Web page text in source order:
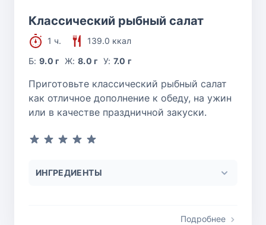
Классический рыбный салат
1 ч.
139.0 ккал
Б:9.0 г Ж: 8.0 г У: 7.0 г
Приготовьте классический рыбный салат
как отличное дополнение к обеду, на ужин
или в качестве праздничной закуски.
ИНГРЕДИЕНТЫ
Подробнее